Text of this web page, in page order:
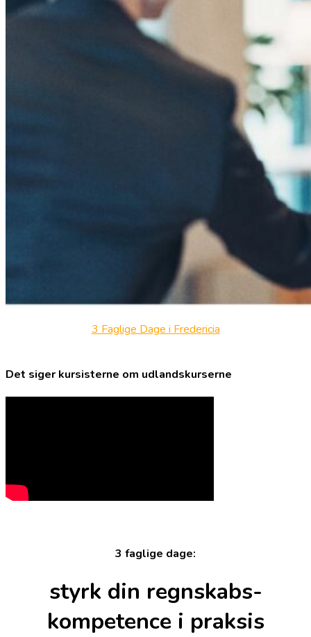
3 Faglige Dage i Fredericia
Det siger kursisterne om udlandskurserne
3 faglige dage:
styrk din regnskabs-
kompetence i praksis